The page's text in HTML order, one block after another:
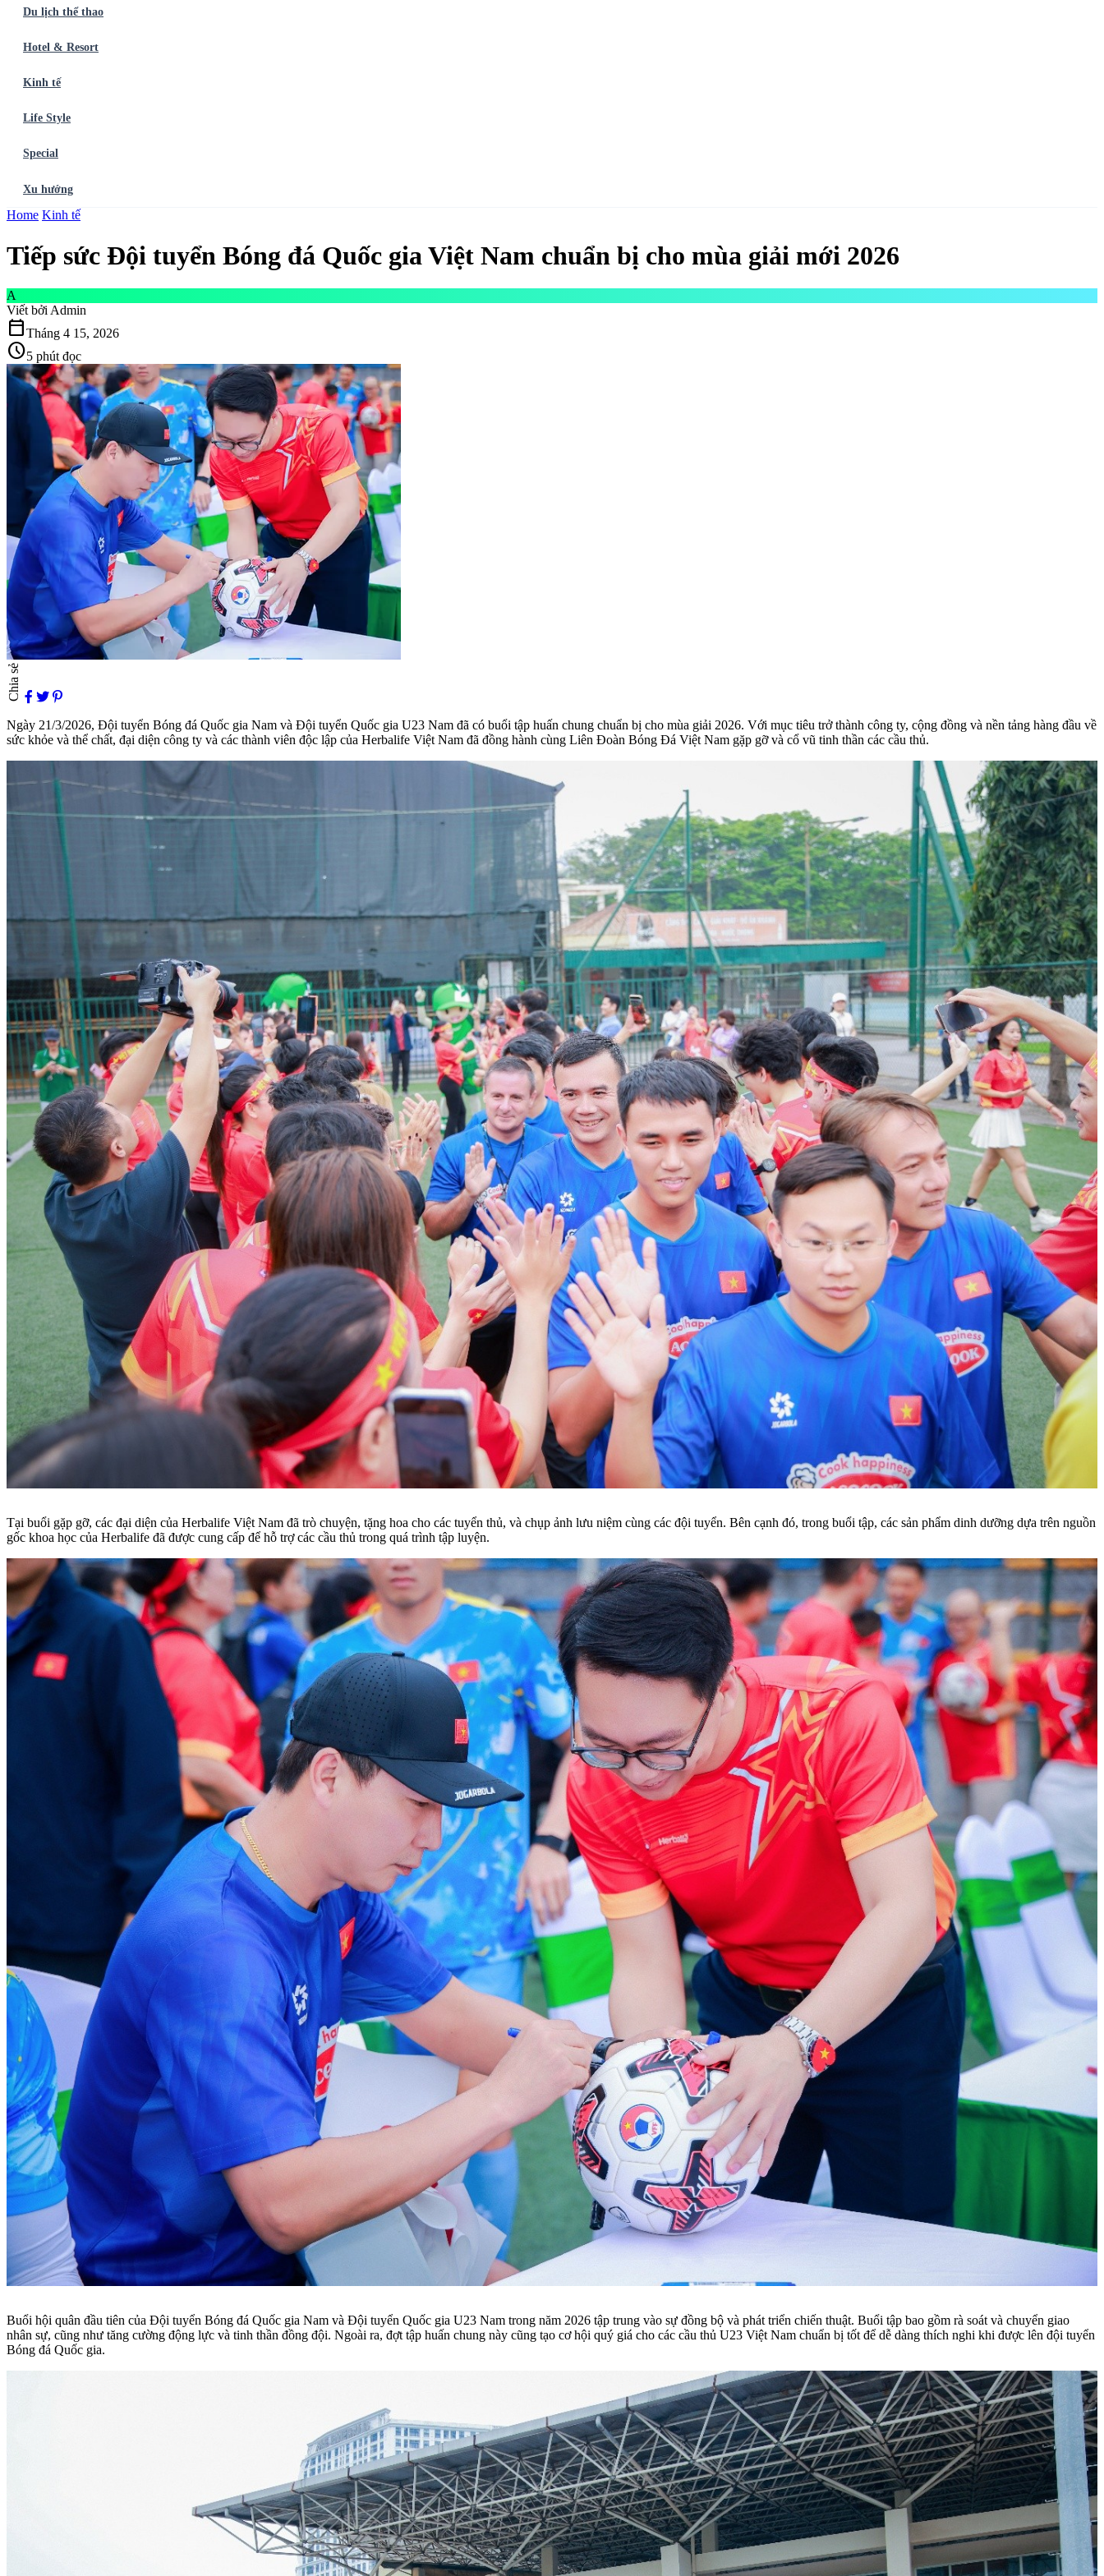
Du lịch thể thao
Hotel & Resort
Kinh tế
Life Style
Special
Xu hướng
Trang chủẨm thực
Home Kinh tế
Tiếp sức Đội tuyển Bóng đá Quốc gia Việt Nam chuẩn bị cho mùa giải mới 2026
A
Viết bởi Admin
calendar_todayTháng 4 15, 2026
schedule5 phút đọc
Chia sẻ
Ngày 21/3/2026, Đội tuyển Bóng đá Quốc gia Nam và Đội tuyển Quốc gia U23 Nam đã có buổi tập huấn chung chuẩn bị cho mùa giải 2026. Với mục tiêu trở thành công ty, cộng đồng và nền tảng hàng đầu về
sức khỏe và thể chất, đại diện công ty và các thành viên độc lập của Herbalife Việt Nam đã đồng hành cùng Liên Đoàn Bóng Đá Việt Nam gặp gỡ và cổ vũ tinh thần các cầu thủ.
Tại buổi gặp gỡ, các đại diện của Herbalife Việt Nam đã trò chuyện, tặng hoa cho các tuyển thủ, và chụp ảnh lưu niệm cùng các đội tuyển. Bên cạnh đó, trong buổi tập, các sản phẩm dinh dưỡng dựa trên nguồn
gốc khoa học của Herbalife đã được cung cấp để hỗ trợ các cầu thủ trong quá trình tập luyện.
Buổi hội quân đầu tiên của Đội tuyển Bóng đá Quốc gia Nam và Đội tuyển Quốc gia U23 Nam trong năm 2026 tập trung vào sự đồng bộ và phát triển chiến thuật. Buổi tập bao gồm rà soát và chuyển giao
nhân sự, cũng như tăng cường động lực và tinh thần đồng đội. Ngoài ra, đợt tập huấn chung này cũng tạo cơ hội quý giá cho các cầu thủ U23 Việt Nam chuẩn bị tốt để dễ dàng thích nghi khi được lên đội tuyển
Bóng đá Quốc gia.